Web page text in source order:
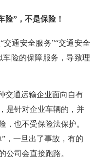
险”，不是保险！
交通安全服务”“交通安全
车险的保障服务，导致理
通运输企业面向自有
是针对企业车辆的，并
，也不受保险法保护。
，一旦出了事故，有的
公司会直接跑路。